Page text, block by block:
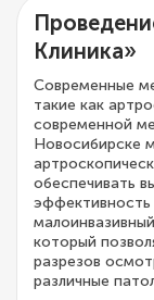
Клиника»
Современные
такие как
современной
Новосибирске
обеспечивать
который
разрезов
различные